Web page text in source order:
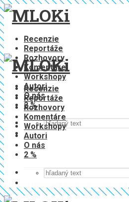
Recenzie
Reportáže
Rozhovory
Komentáre
Workshopy
Autori
O nás
2 %
Recenzie
Reportáže
Rozhovory
Komentáre
Workshopy
Autori
O nás
2 %